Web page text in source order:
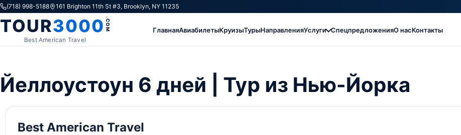
Skip to content
(718) 998-5188 161 Brighton 11th St #3, Brooklyn, NY 11235
TOUR3000.COM
Best American Travel
ГлавнаяАвиабилетыКруизыТурыНаправленияУслуги СпецпредложенияО насКонтакты
Йеллоустоун 6 дней | Тур из Нью-Йорка
Best American Travel